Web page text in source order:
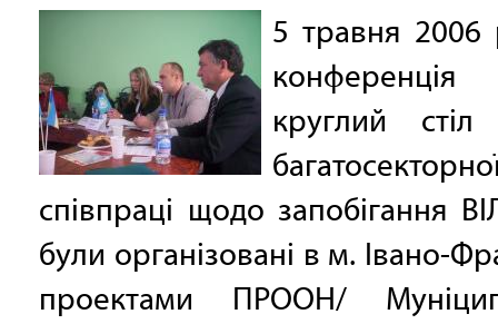
5 травня 2006
круглий
співпраці щодо запобігання
були організовані в м. Івано-
проектами ПРООН/